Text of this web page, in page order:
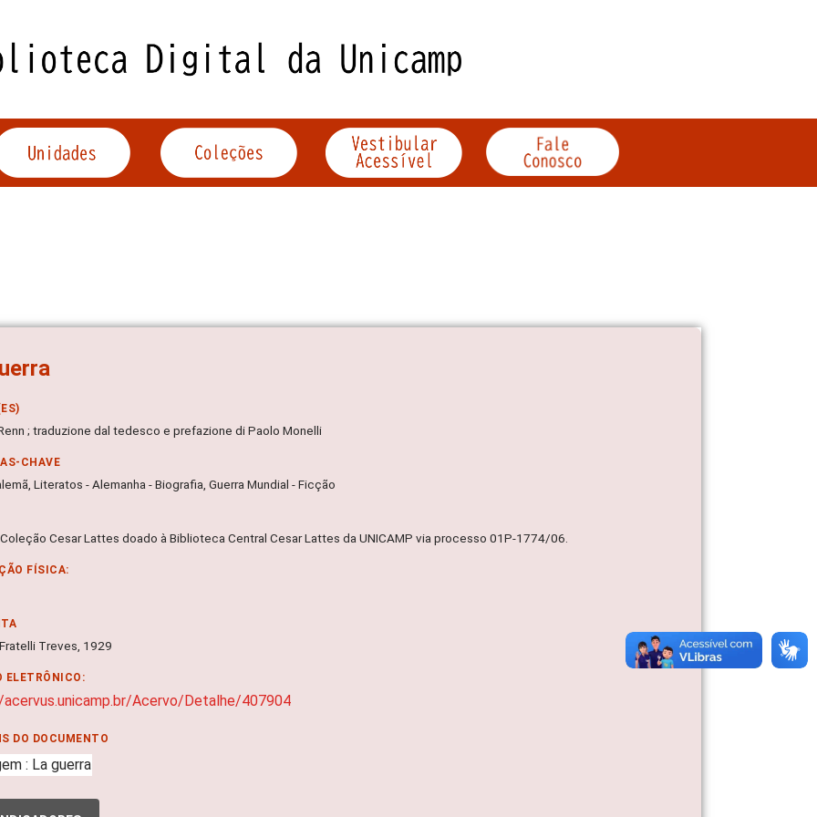
; traduzione dal tedesco e prefazione di Paolo Monelli
CHAVE
Literatos - Alemanha - Biografia, Guerra Mundial - Ficção
Cesar Lattes doado à Biblioteca Central Cesar Lattes da UNICAMP via processo 01P-1774/06.
FÍSICA:
Treves, 1929
ELETRÔNICO:
Acervo/Detalhe/407904
DO DOCUMENTO